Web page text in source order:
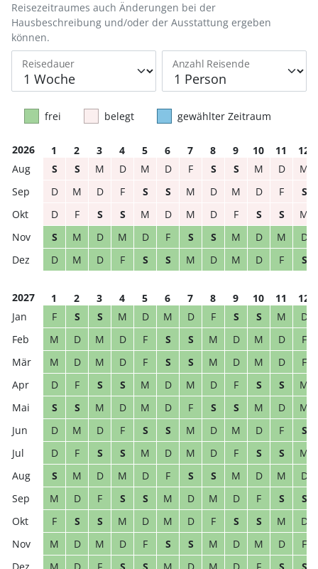
Reisedauer Anzahl Reisende
Reisezeitraumes auch Änderungen bei der
Hausbeschreibung und/oder der Ausstattung ergeben
können.
frei belegt gewählter Zeitraum
2026 1 2 3 4 5 6 7 8 9 10 11
12
S
S M D M D F S S M D
M
D
M D F S S M D M D F
S
D
F S S M D M D F S S
M
S
M D M D F S S M D M
D
D
M D F S S M D M D F S
2027 1 2 3 4 5 6 7 8 9 10 11
12
F
S S M D M D F S S M
D
M
D M D F S S M D M D
F
M
D M D F S S M D M D
F
D
F S S M D M D F S S
M
S
S M D M D F S S M D
M
D
M D F S S M D M D F
S
D
F S S M D M D F S S
M
S
M D M D F S S M D M
D
M
D F S S M D M D F S
S
F
S S M D M D F S S M
D
M
D M D F S S M D M D
F